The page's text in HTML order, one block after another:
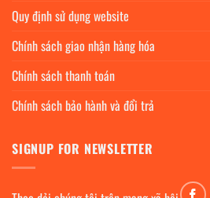
Quy định sử dụng website
Chính sách giao nhận hàng hóa
Chính sách thanh toán
Chính sách bảo hành và đổi trả
SIGNUP FOR NEWSLETTER